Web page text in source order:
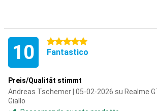
10 5 stelle
Fantastico
Preis/Qualität stimmt
Andreas Tschemer | 05-02-2026 su Realme
Giallo